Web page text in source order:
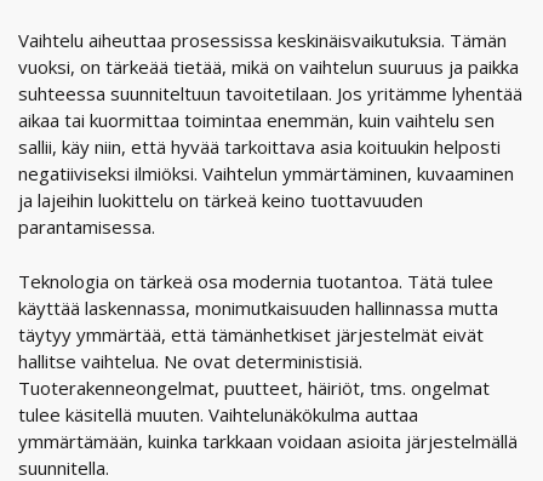
Vaihtelu aiheuttaa prosessissa keskinäisvaikutuksia. Tämän
vuoksi, on tärkeää tietää, mikä on vaihtelun suuruus ja paikka
suhteessa suunniteltuun tavoitetilaan. Jos yritämme lyhentää
aikaa tai kuormittaa toimintaa enemmän, kuin vaihtelu sen
sallii, käy niin, että hyvää tarkoittava asia koituukin helposti
negatiiviseksi ilmiöksi. Vaihtelun ymmärtäminen, kuvaaminen
ja lajeihin luokittelu on tärkeä keino tuottavuuden
parantamisessa.
Teknologia on tärkeä osa modernia tuotantoa. Tätä tulee
käyttää laskennassa, monimutkaisuuden hallinnassa mutta
täytyy ymmärtää, että tämänhetkiset järjestelmät eivät
hallitse vaihtelua. Ne ovat deterministisiä.
Tuoterakenneongelmat, puutteet, häiriöt, tms. ongelmat
tulee käsitellä muuten. Vaihtelunäkökulma auttaa
ymmärtämään, kuinka tarkkaan voidaan asioita järjestelmällä
suunnitella.